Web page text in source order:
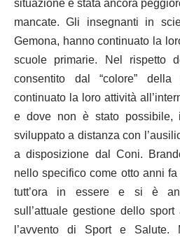
situazione è stata ancora
mancate. Gli insegnanti in
Gemona, hanno continuato la
scuole primarie. Nel rispetto
consentito dal “colore”
continuato la loro attività
e dove non è stato possibile,
sviluppato a distanza con
a disposizione dal Coni.
nello specifico come otto anni
tutt’ora in essere e si è
sull’attuale gestione dello
l’avvento di Sport e Salute.